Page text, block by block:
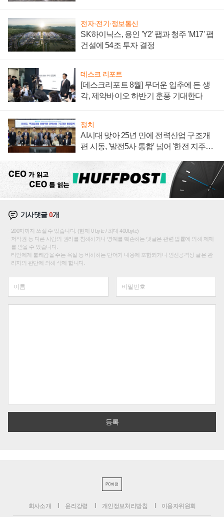
전자·전기·정보통신
SK하이닉스, 용인 'Y2' 팹과 청주 'M17' 팹
건설에 54조 투자 결정
데스크 리포트
[데스크리포트 8월] 무더운 입추에 든 생
각, 제약바이오 하반기 훈풍 기대한다
정치
AI시대 맞아 25년 만에 전력산업 구조개
편 시동, '발전5사 통합' 넘어 '한전 지주사'
기사댓글0개
200자까지 쓰실 수 있습니다. (현재 0 byte / 최대 400byte)
저작권 등 다른 사람의 권리를 침해하거나 명예를 훼손하는 댓글은 관련 법률에 의해 제재
를 받을 수 있습니다.
타인에게 불쾌감을 주는 욕설 등 비하하는 단어가 내용에 포함되거나 인신공격성 글은 관
리자의 판단에 의해 삭제 합니다.
PC버전
회사소개 윤리강령 개인정보처리방침 이용자위원회